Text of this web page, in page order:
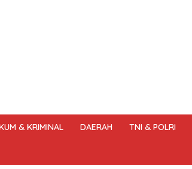
& KRIMINAL DAERAH TNI & POLRI